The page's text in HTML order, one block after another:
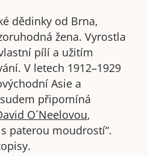
dědinky od Brna,
žena. Vyrostla
pílí a užitím
V letech 1912–1929
Asie a
připomíná
O´Neelovou,
paterou moudrostí“.